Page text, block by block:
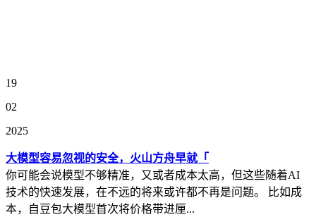
19
02
2025
大模型容易忽视的安全，火山方舟早就「
你可能会说模型不够精准，又或者成本太高，但这些随着AI
技术的快速发展，在不远的将来或许都不再是问题。 比如成
本，自豆包大模型首次将价格带进厘...